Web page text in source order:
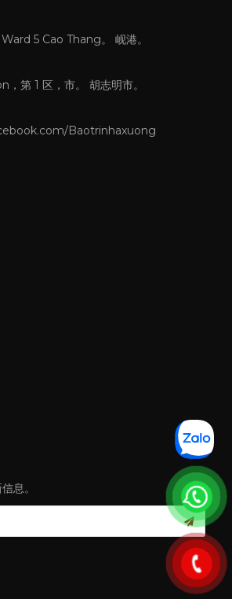
5 Cao Thang。 岘港。
第 1 区，市。 胡志明市。
Baotrinhaxuong
息。